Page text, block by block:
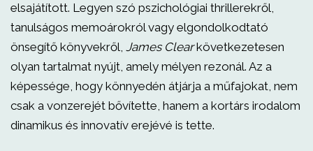
elsajátított. Legyen szó pszichológiai thrillerekről,
tanulságos memoárokról vagy elgondolkodtató
önsegítő könyvekről, James Clearkövetkezetesen
olyan tartalmat nyújt, amely mélyen rezonál. Az a
képessége, hogy könnyedén átjárja a műfajokat, nem
csak a vonzerejét bővítette, hanem a kortárs irodalom
dinamikus és innovatív erejévé is tette.